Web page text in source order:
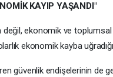
KAYIP YAŞANDI"
değil, ekonomik ve
ekonomik kayba
güvenlik endişelerinin de